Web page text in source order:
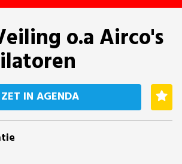
o.a Airco's
ZET IN AGENDA